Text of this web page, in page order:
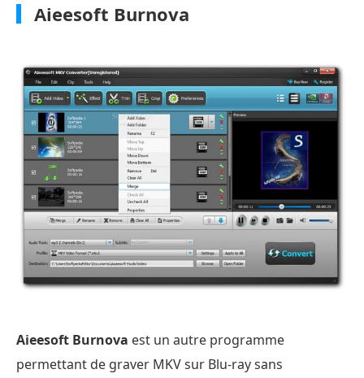
Aieesoft Burnova
Aieesoft Burnova est un autre programme
permettant de graver MKV sur Blu-ray sans